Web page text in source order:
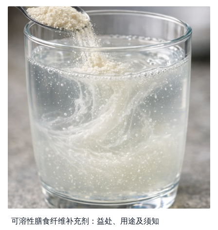
提高矿物质的利用率，并改善整体健康状况。
可溶性膳食纤维补充剂：益处、用途及须知